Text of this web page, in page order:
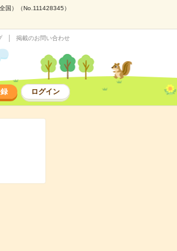
国）（No.111428345）
掲載のお問い合わせ
ログイン